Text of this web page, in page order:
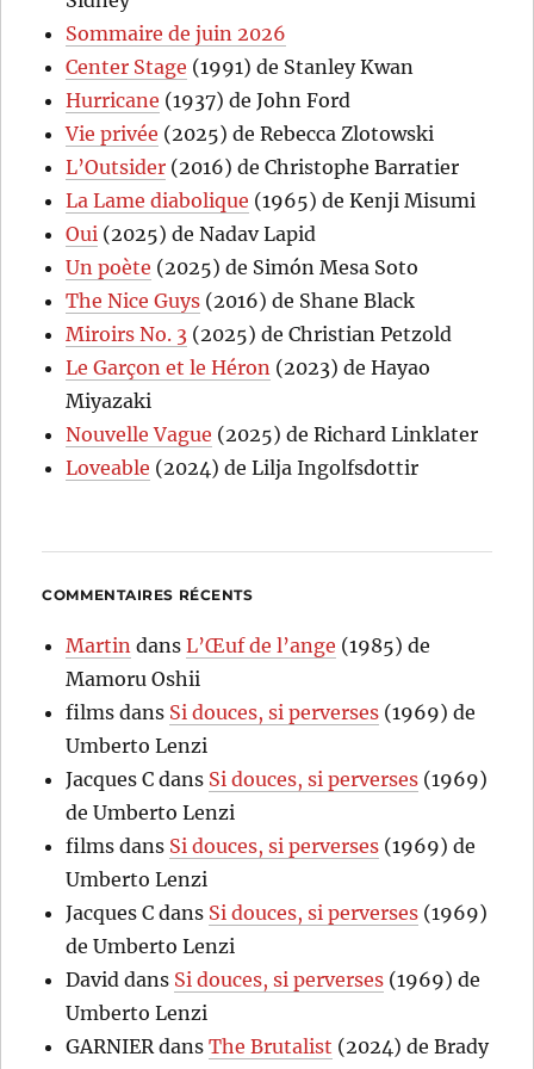
Sommaire de juin 2026
Center Stage (1991) de Stanley Kwan
Hurricane (1937) de John Ford
Vie privée (2025) de Rebecca Zlotowski
L’Outsider (2016) de Christophe Barratier
La Lame diabolique (1965) de Kenji Misumi
Oui (2025) de Nadav Lapid
Un poète (2025) de Simón Mesa Soto
The Nice Guys (2016) de Shane Black
Miroirs No. 3 (2025) de Christian Petzold
Le Garçon et le Héron (2023) de Hayao
Miyazaki
Nouvelle Vague (2025) de Richard Linklater
Loveable (2024) de Lilja Ingolfsdottir
COMMENTAIRES RÉCENTS
Martin dansL’Œuf de l’ange (1985) de
Mamoru Oshii
films dans Si douces, si perverses (1969) de
Umberto Lenzi
Jacques C dans Si douces, si perverses (1969)
de Umberto Lenzi
films dans Si douces, si perverses (1969) de
Umberto Lenzi
Jacques C dans Si douces, si perverses (1969)
de Umberto Lenzi
David dans Si douces, si perverses (1969) de
Umberto Lenzi
GARNIER dansThe Brutalist (2024) de Brady